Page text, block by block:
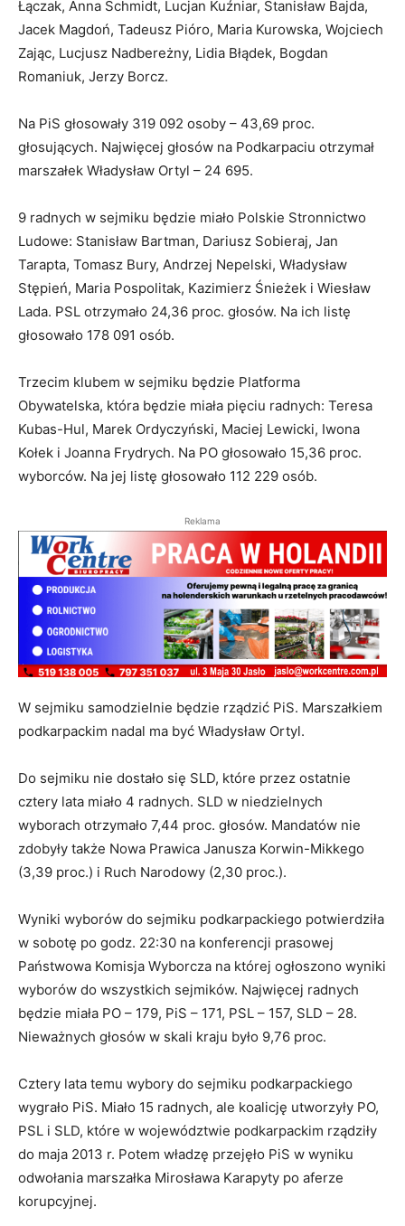
Łączak, Anna Schmidt, Lucjan Kuźniar, Stanisław Bajda,
Jacek Magdoń, Tadeusz Pióro, Maria Kurowska, Wojciech
Zając, Lucjusz Nadbereżny, Lidia Błądek, Bogdan
Romaniuk, Jerzy Borcz.
Na PiS głosowały 319 092 osoby – 43,69 proc.
głosujących. Najwięcej głosów na Podkarpaciu otrzymał
marszałek Władysław Ortyl – 24 695.
9 radnych w sejmiku będzie miało Polskie Stronnictwo
Ludowe: Stanisław Bartman, Dariusz Sobieraj, Jan
Tarapta, Tomasz Bury, Andrzej Nepelski, Władysław
Stępień, Maria Pospolitak, Kazimierz Śnieżek i Wiesław
Lada. PSL otrzymało 24,36 proc. głosów. Na ich listę
głosowało 178 091 osób.
Trzecim klubem w sejmiku będzie Platforma
Obywatelska, która będzie miała pięciu radnych: Teresa
Kubas-Hul, Marek Ordyczyński, Maciej Lewicki, Iwona
Kołek i Joanna Frydrych. Na PO głosowało 15,36 proc.
wyborców. Na jej listę głosowało 112 229 osób.
Reklama
W sejmiku samodzielnie będzie rządzić PiS. Marszałkiem
podkarpackim nadal ma być Władysław Ortyl.
Do sejmiku nie dostało się SLD, które przez ostatnie
cztery lata miało 4 radnych. SLD w niedzielnych
wyborach otrzymało 7,44 proc. głosów. Mandatów nie
zdobyły także Nowa Prawica Janusza Korwin-Mikkego
(3,39 proc.) i Ruch Narodowy (2,30 proc.).
Wyniki wyborów do sejmiku podkarpackiego potwierdziła
w sobotę po godz. 22:30 na konferencji prasowej
Państwowa Komisja Wyborcza na której ogłoszono wyniki
wyborów do wszystkich sejmików. Najwięcej radnych
będzie miała PO – 179, PiS – 171, PSL – 157, SLD – 28.
Nieważnych głosów w skali kraju było 9,76 proc.
Cztery lata temu wybory do sejmiku podkarpackiego
wygrało PiS. Miało 15 radnych, ale koalicję utworzyły PO,
PSL i SLD, które w województwie podkarpackim rządziły
do maja 2013 r. Potem władzę przejęło PiS w wyniku
odwołania marszałka Mirosława Karapyty po aferze
korupcyjnej.